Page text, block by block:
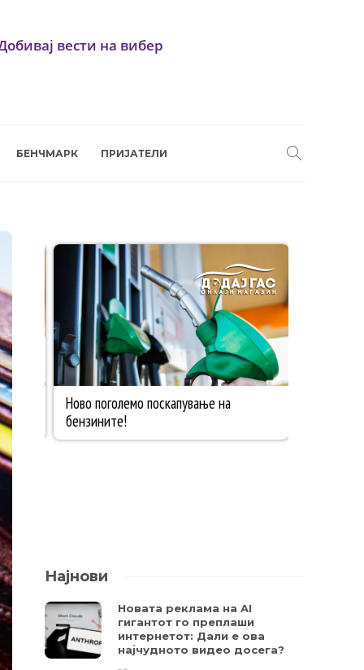
вести на вибер
БЕНЧМАРК ПРИЈАТЕЛИ
Најнови
Новата реклама на AI
гигантот го преплаши
интернетот: Дали е ова
најчудното видео досега?